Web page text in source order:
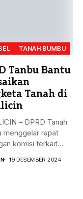
TANAH BUMBU
Tanbu Bantu
Tanah di
– DPRD Tanah
menggelar rapat
komisi terkait
19 DESEMBER 2024